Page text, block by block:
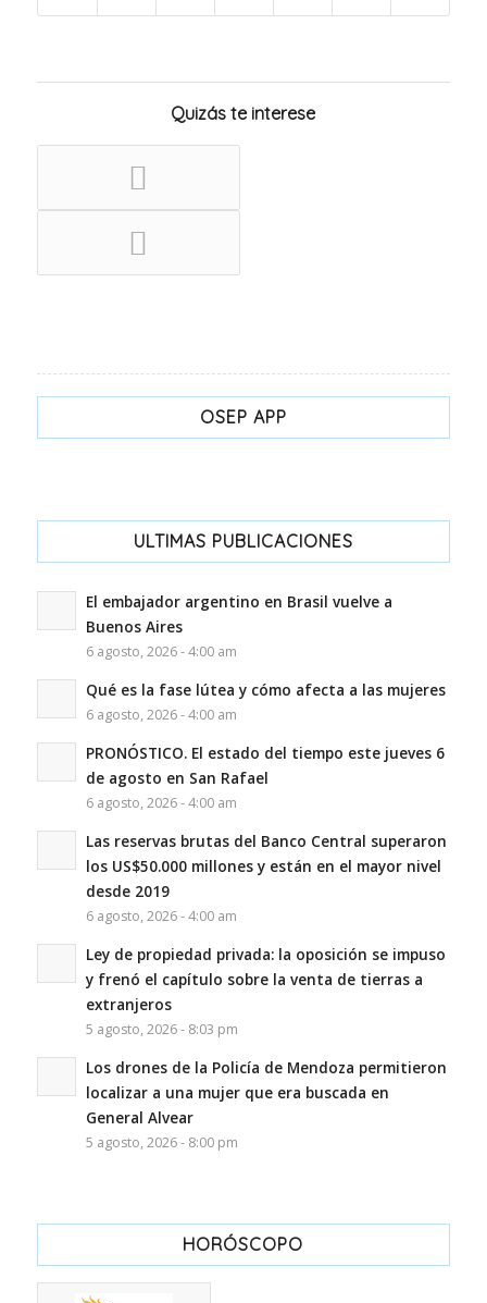
Quizás te interese
OSEP APP
ULTIMAS PUBLICACIONES
El embajador argentino en Brasil vuelve a
Buenos Aires
6 agosto, 2026 - 4:00 am
Qué es la fase lútea y cómo afecta a las mujeres
6 agosto, 2026 - 4:00 am
PRONÓSTICO. El estado del tiempo este jueves 6
de agosto en San Rafael
6 agosto, 2026 - 4:00 am
Las reservas brutas del Banco Central superaron
los US$50.000 millones y están en el mayor nivel
desde 2019
6 agosto, 2026 - 4:00 am
Ley de propiedad privada: la oposición se impuso
y frenó el capítulo sobre la venta de tierras a
extranjeros
5 agosto, 2026 - 8:03 pm
Los drones de la Policía de Mendoza permitieron
localizar a una mujer que era buscada en
General Alvear
5 agosto, 2026 - 8:00 pm
HORÓSCOPO